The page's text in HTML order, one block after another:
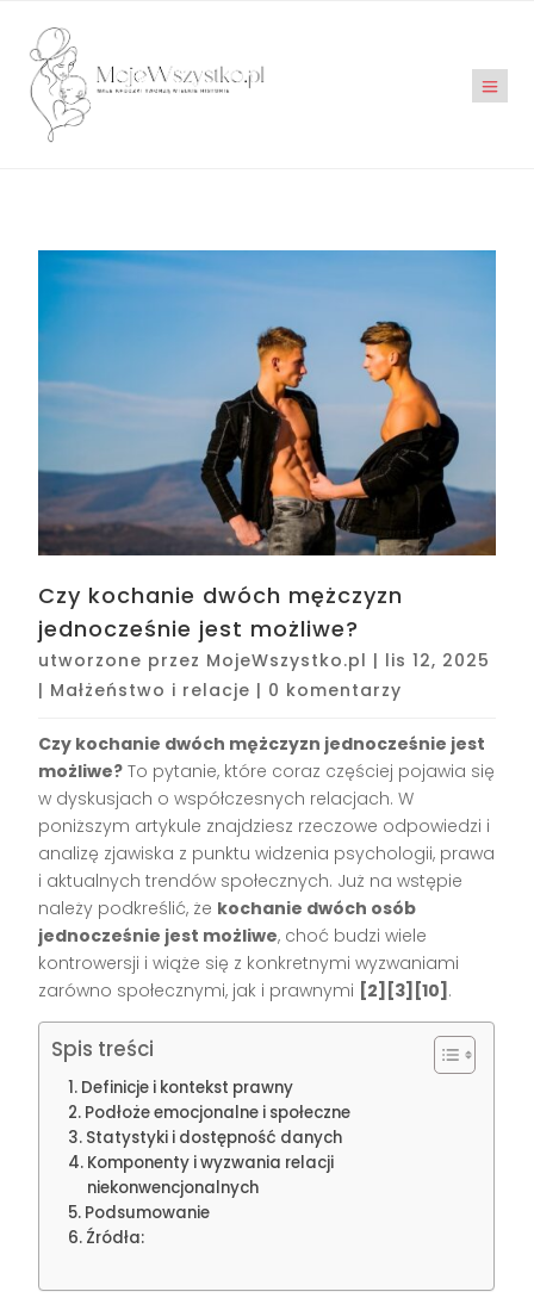
Czy kochanie dwóch mężczyzn
jednocześnie jest możliwe?
utworzone przez MojeWszystko.pl | lis 12, 2025
| Małżeństwo i relacje | 0 komentarzy
Czy kochanie dwóch mężczyzn jednocześnie jest
możliwe? To pytanie, które coraz częściej pojawia się
w dyskusjach o współczesnych relacjach. W
poniższym artykule znajdziesz rzeczowe odpowiedzi i
analizę zjawiska z punktu widzenia psychologii, prawa
i aktualnych trendów społecznych. Już na wstępie
należy podkreślić, że kochanie dwóch osób
jednocześnie jest możliwe, choć budzi wiele
kontrowersji i wiąże się z konkretnymi wyzwaniami
zarówno społecznymi, jak i prawnymi [2][3][10] .
Spis treści
Definicje i kontekst prawny
Podłoże emocjonalne i społeczne
Statystyki i dostępność danych
Komponenty i wyzwania relacji
niekonwencjonalnych
Podsumowanie
Źródła: